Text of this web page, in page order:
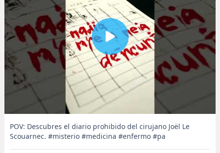
POV: Descubres el diario prohibido del cirujano Joël Le
Scouarnec. #misterio #medicina #enfermo #pa